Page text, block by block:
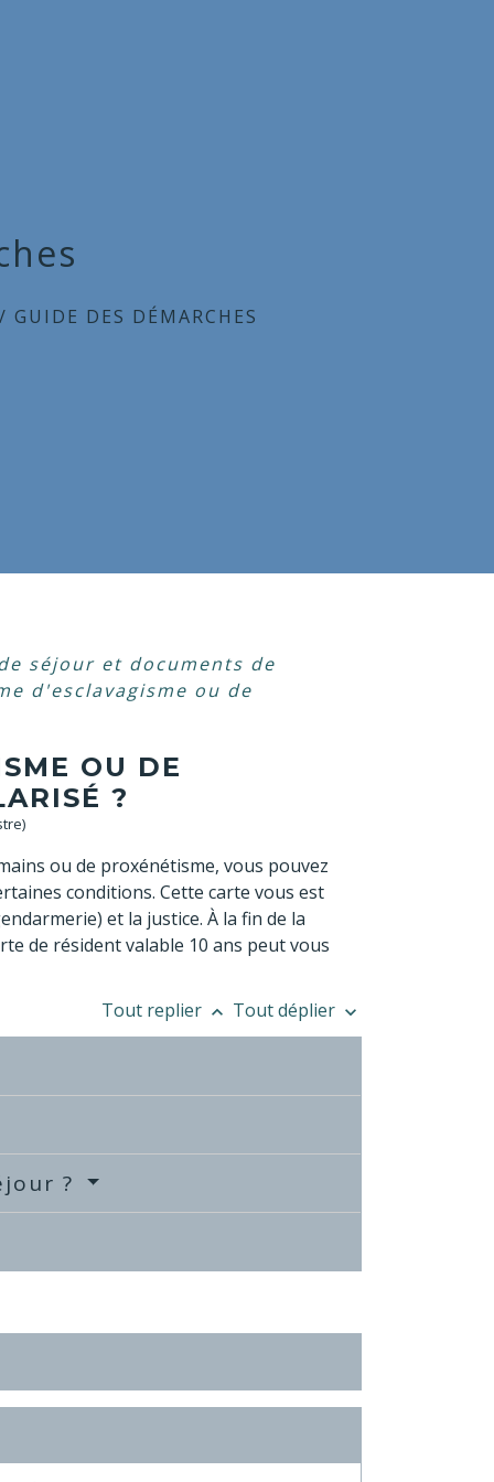
/GUIDE DES DÉMARCHES
séjour et documents de
d'esclavagisme ou de
OU DE
?
ou de proxénétisme, vous pouvez
conditions. Cette carte vous est
et la justice. À la fin de la
de résident valable 10 ans peut vous
Tout replier keyboard_arrow_up Tout déplier keyboard_arrow_down
?